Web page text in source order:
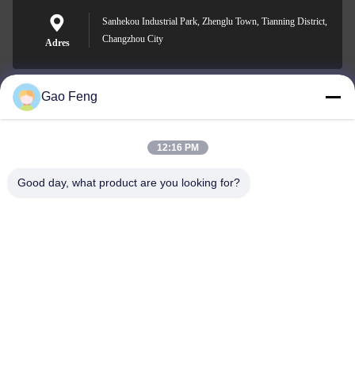
Adres
Sanhekou Industrial Park, Zhenglu Town, Tianning District,
Changzhou City
suli@sulidry.com
Gao Feng
12:16 PM
Good day, what product are you looking for?